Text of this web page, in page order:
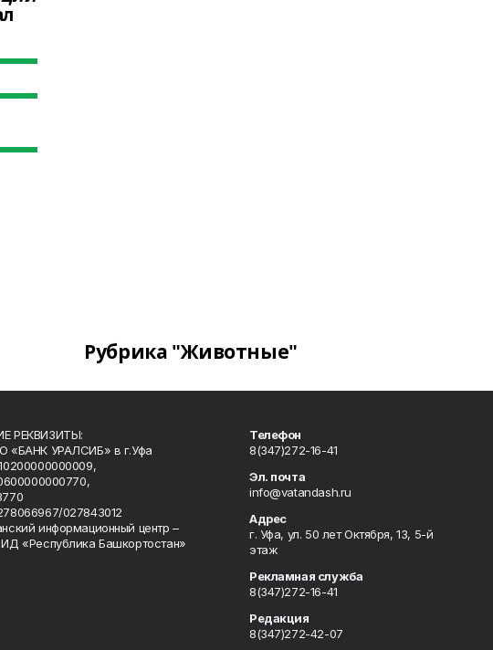
Рубрика "Животные"
РЕКВИЗИТЫ:
«БАНК УРАЛСИБ» в г.Уфа
027843012
информационный центр –
«Республика Башкортостан»
Телефон
8(347)272-16-41
Эл. почта
info@vatandash.ru
Адрес
г. Уфа, ул. 50 лет Октября, 13, 5-й
этаж
Рекламная служба
8(347)272-16-41
Редакция
8(347)272-42-07